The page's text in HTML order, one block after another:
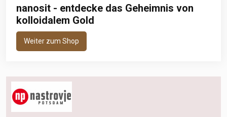
nanosit - entdecke das Geheimnis von
kolloidalem Gold
Weiter zum Shop